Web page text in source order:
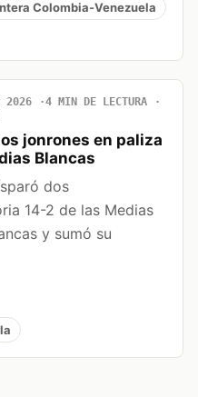
Colombia-Venezuela
2026
4 MIN DE LECTURA
jonrones en paliza
Blancas
dos
14-2 de las Medias
y sumó su